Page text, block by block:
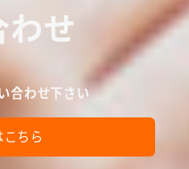
せ
合わせ下さい
ちら